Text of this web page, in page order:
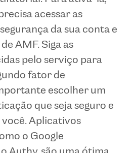
acessar as
da sua conta e
AMF. Siga as
pelo serviço para
fator de
escolher um
que seja seguro e
Aplicativos
o Google